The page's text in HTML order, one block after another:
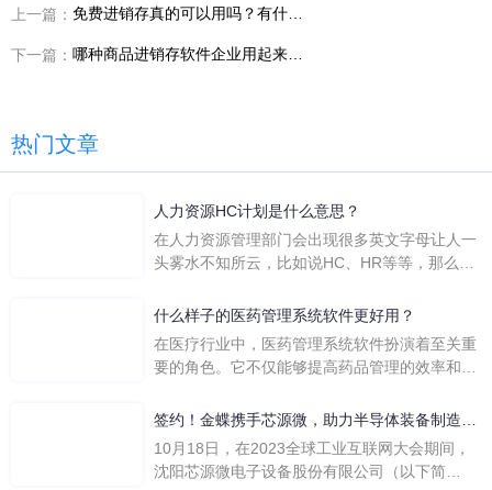
上一篇： 免费进销存真的可以用吗？有什么坑？
下一篇： 哪种商品进销存软件企业用起来更省心？
热门文章
人力资源HC计划是什么意思？
在人力资源管理部门会出现很多英文字母让人一
头雾水不知所云，比如说HC、HR等等，那么它
么呢？
什么样子的医药管理系统软件更好用？
在医疗行业中，医药管理系统软件扮演着至关重
要的角色。它不仅能够提高药品管理的效率和准
一个好用的医药管理系统软件应具备以下特点。
首先，系统的界面应直观易用，允许用户无障碍
地进行操作。 复杂的
签约！金蝶携手芯源微，助力半导体装备制造领
先企业迈向世界
10月18日，在2023全球工业互联网大会期间，
沈阳芯源微电子设备股份有限公司（以下简